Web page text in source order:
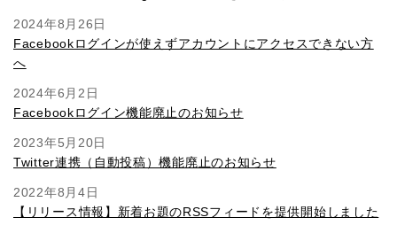
2024年8月26日
Facebookログインが使えずアカウントにアクセスできない方
へ
2024年6月2日
Facebookログイン機能廃止のお知らせ
2023年5月20日
Twitter連携（自動投稿）機能廃止のお知らせ
2022年8月4日
【リリース情報】新着お題のRSSフィードを提供開始しました